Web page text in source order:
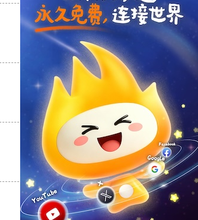
支持
反对 [0]
支持[0] 反对[0]